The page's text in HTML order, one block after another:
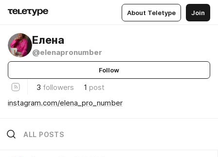
About Teletype Join
Елена
@elenapronumber
Follow
3 followers 1 post
instagram.com/elena_pro_number
ALL POSTS